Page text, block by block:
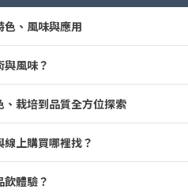
、風味與應用
風味？
栽培到品質全方位探索
上購買哪裡找？
體驗？